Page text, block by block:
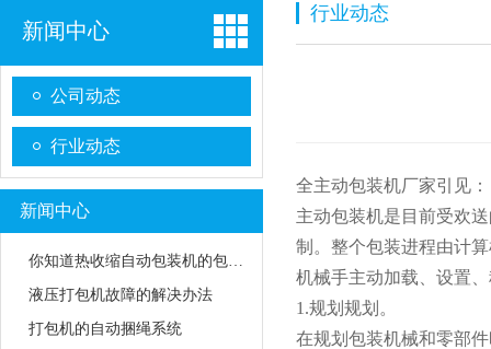
新闻中心
公司动态
行业动态
新闻中心
液压打包机故障的解决办法
打包机的自动捆绳系统
行业动态
全主动包装机厂家引见：
主动包装机是目前受欢
制。整个包装进程由计
机械手主动加载、设置
1.规划规划。
在规划包装机械和零部